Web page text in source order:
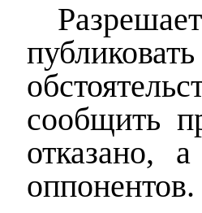
сообщить
отказано,
оппонентов.